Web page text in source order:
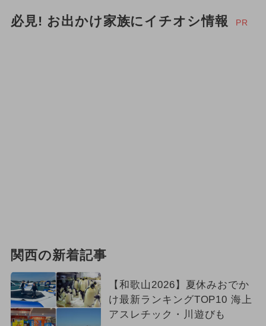
必見! お出かけ家族にイチオシ情報 PR
関西の新着記事
【和歌山2026】夏休みおでか
け最新ランキングTOP10 海上
アスレチック・川遊びも